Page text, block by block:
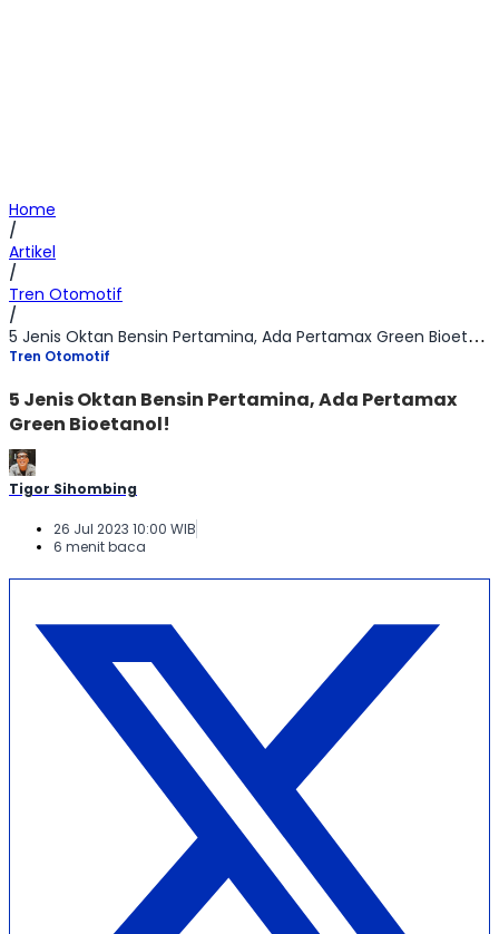
Home
/
Artikel
/
Tren Otomotif
/
5 Jenis Oktan Bensin Pertamina, Ada Pertamax Green Bioetanol!
Tren Otomotif
5 Jenis Oktan Bensin Pertamina, Ada Pertamax
Green Bioetanol!
Tigor Sihombing
26 Jul 2023 10:00 WIB
6 menit baca